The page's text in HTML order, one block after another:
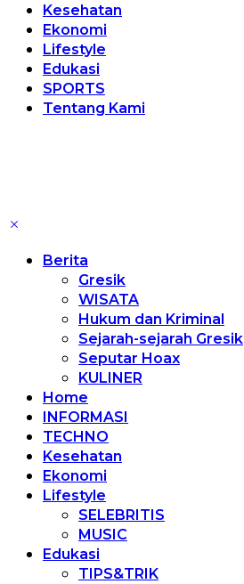
Kesehatan
Ekonomi
Lifestyle
Edukasi
SPORTS
Tentang Kami
Berita
Gresik
WISATA
Hukum dan Kriminal
Sejarah-sejarah Gresik
Seputar Hoax
KULINER
Home
INFORMASI
TECHNO
Kesehatan
Ekonomi
Lifestyle
SELEBRITIS
MUSIC
Edukasi
TIPS&TRIK